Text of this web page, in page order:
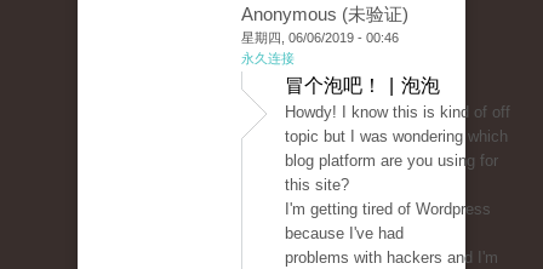
Anonymous (未验证)
星期四, 06/06/2019 - 00:46
永久连接
冒个泡吧！ | 泡泡
Howdy! I know this is kind of off
topic but I was wondering which
blog platform are you using for
this site?
I'm getting tired of Wordpress
because I've had
problems with hackers and I'm